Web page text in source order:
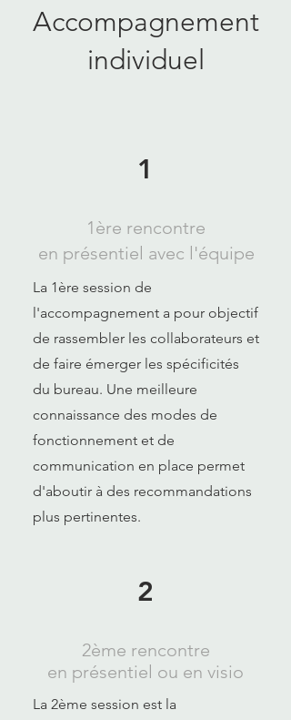
Accompagnement
individuel
1
1ère rencontre
en présentiel avec l'équipe
La 1ère session de
l'accompagnement a pour objectif
de rassembler les collaborateurs et
de faire émerger les spécificités
du bureau. Une meilleure
connaissance des modes de
fonctionnement et de
communication en place permet
d'aboutir à des recommandations
plus pertinentes.
2
2ème rencontre
en présentiel ou en visio
La 2ème session est la